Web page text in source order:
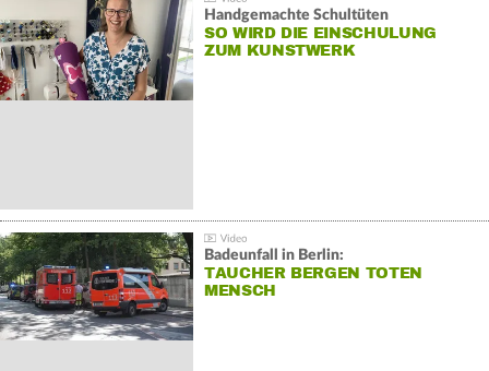
Handgemachte Schultüten
SO WIRD DIE EINSCHULUNG
ZUM KUNSTWERK
Badeunfall in Berlin:
TAUCHER BERGEN TOTEN
MENSCH